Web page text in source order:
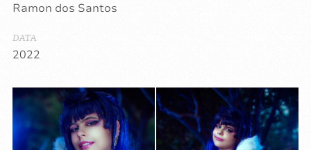
Ramon dos Santos
DATA
2022